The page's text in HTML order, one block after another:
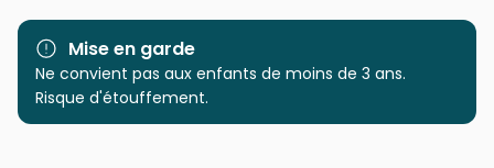
Marque Magnolia
Catégorie Puzzles - Déco et Objets
Age
Puzzle pour Adultes (500 à
Mise en garde
Ne convient pas aux enfants de moins de 3 ans.
Risque d'étouffement.